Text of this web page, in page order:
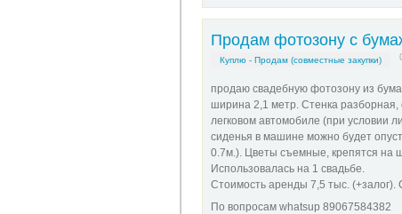
Продам фотозону с
Куплю - Продам (совместные закупки)
продаю свадебную фотозону из
ширина 2,1 метр. Стенка разборная,
легковом автомобиле (при условии
сиденья в машине можно будет
0.7м.). Цветы съемные, крепятся на
Использовалась на 1 свадьбе.
Стоимость аренды 7,5 тыс. (+залог).
По вопросам whatsup 89067584382